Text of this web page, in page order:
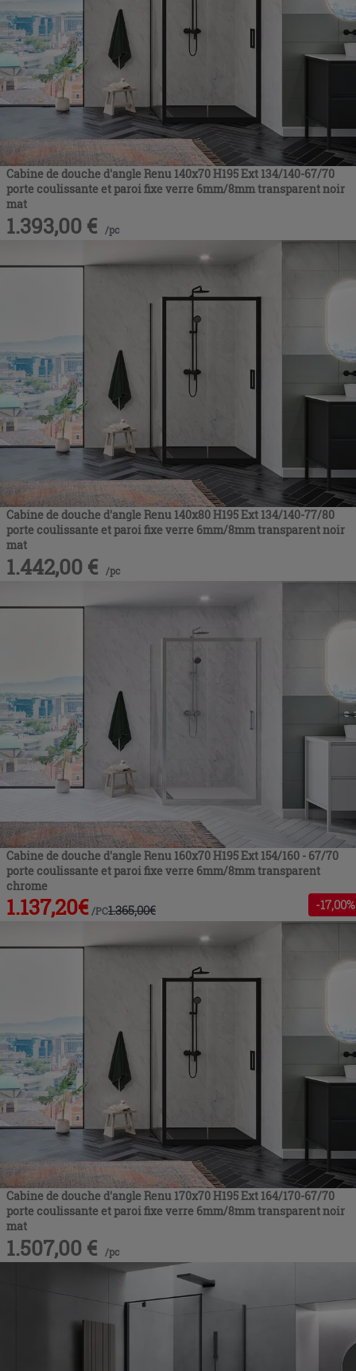
Cabine de douche d'angle Renu 140x70 H195 Ext 134/140-67/70
porte coulissante et paroi fixe verre 6mm/8mm transparent noir
mat
1.393,00 € /pc
Cabine de douche d'angle Renu 140x80 H195 Ext 134/140-77/80
porte coulissante et paroi fixe verre 6mm/8mm transparent noir
mat
1.442,00 € /pc
Cabine de douche d'angle Renu 160x70 H195 Ext 154/160 - 67/70
porte coulissante et paroi fixe verre 6mm/8mm transparent
chrome
1.137,20€ /PC1.365,00€ -17,00%
Cabine de douche d'angle Renu 170x70 H195 Ext 164/170-67/70
porte coulissante et paroi fixe verre 6mm/8mm transparent noir
mat
1.507,00 € /pc